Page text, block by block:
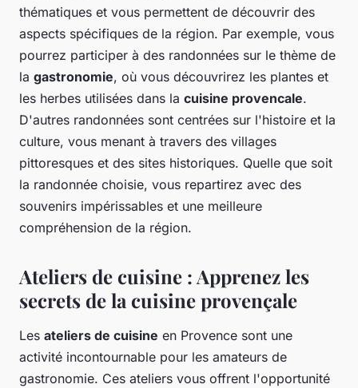
thématiques et vous permettent de découvrir des
aspects spécifiques de la région. Par exemple, vous
pourrez participer à des randonnées sur le thème de
la gastronomie, où vous découvrirez les plantes et
les herbes utilisées dans la cuisine provencale.
D'autres randonnées sont centrées sur l'histoire et la
culture, vous menant à travers des villages
pittoresques et des sites historiques. Quelle que soit
la randonnée choisie, vous repartirez avec des
souvenirs impérissables et une meilleure
compréhension de la région.
Ateliers de cuisine : Apprenez les
secrets de la cuisine provençale
Les ateliers de cuisine en Provence sont une
activité incontournable pour les amateurs de
gastronomie. Ces ateliers vous offrent l'opportunité